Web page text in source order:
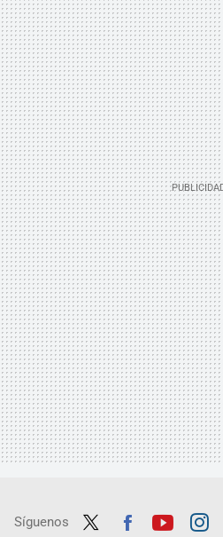
Síguenos